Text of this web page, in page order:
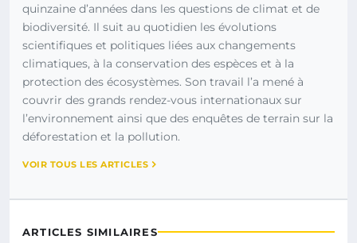
quinzaine d’années dans les questions de climat et de
biodiversité. Il suit au quotidien les évolutions
scientifiques et politiques liées aux changements
climatiques, à la conservation des espèces et à la
protection des écosystèmes. Son travail l’a mené à
couvrir des grands rendez-vous internationaux sur
l’environnement ainsi que des enquêtes de terrain sur la
déforestation et la pollution.
VOIR TOUS LES ARTICLES
ARTICLES SIMILAIRES